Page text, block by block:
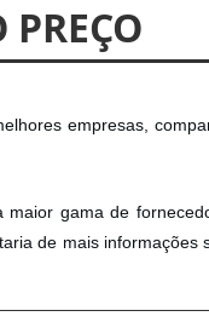
empresas,
gama de
de mais